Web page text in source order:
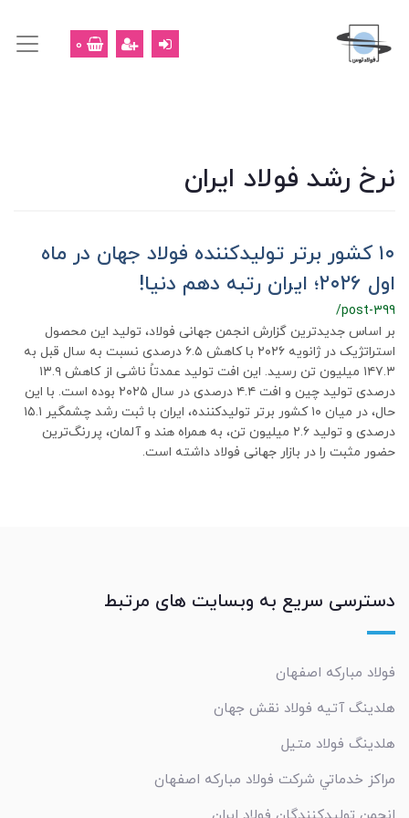
0
نرخ رشد فولاد ایران
۱۰ کشور برتر تولیدکننده فولاد جهان در ماه
اول ۲۰۲۶؛ ایران رتبه دهم دنیا!
/post-399
بر اساس جدیدترین گزارش انجمن جهانی فولاد، تولید این محصول
استراتژیک در ژانویه ۲۰۲۶ با کاهش ۶.۵ درصدی نسبت به سال قبل به
۱۴۷.۳ میلیون تن رسید. این افت تولید عمدتاً ناشی از کاهش ۱۳.۹
درصدی تولید چین و افت ۴.۴ درصدی در سال ۲۰۲۵ بوده است. با این
حال، در میان ۱۰ کشور برتر تولیدکننده، ایران با ثبت رشد چشمگیر ۱۵.۱
درصدی و تولید ۲.۶ میلیون تن، به همراه هند و آلمان، پررنگ‌ترین
حضور مثبت را در بازار جهانی فولاد داشته است.
دسترسی سریع به وبسایت های مرتبط
فولاد مبارکه اصفهان
هلدینگ آتیه فولاد نقش جهان
هلدینگ فولاد متیل
مراکز خدماتي شرکت فولاد مبارکه اصفهان